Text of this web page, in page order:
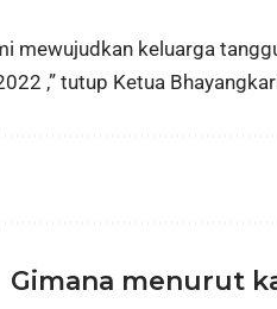
mewujudkan keluarga
,” tutup Ketua
Gimana menurut